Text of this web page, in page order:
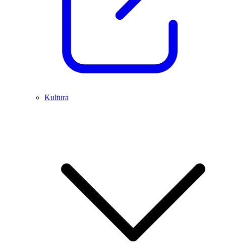
Kultura